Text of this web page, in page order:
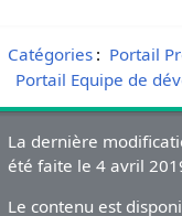
Catégories: Portail
Portail Equipe de
La dernière
été faite le 4 avril
Le contenu est